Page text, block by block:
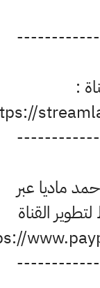
https://
عبر
https://